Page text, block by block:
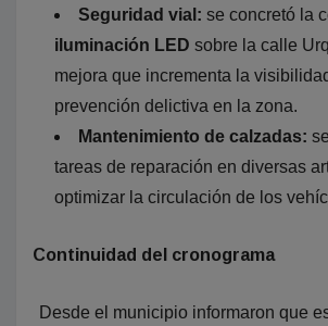
Seguridad vial: se concretó la
iluminación LED sobre la calle
mejora que incrementa la
prevención delictiva en la zona.
Mantenimiento de calzadas:
tareas de reparación en diversas
optimizar la circulación de los
Continuidad del cronograma
Desde el municipio informaron que